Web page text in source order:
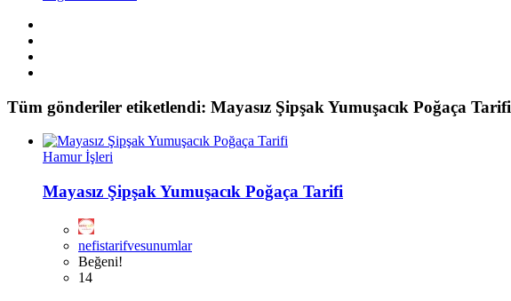
Tüm gönderiler etiketlendi: Mayasız Şipşak Yumuşacık Poğaça Tarifi
Hamur İşleri
Mayasız Şipşak Yumuşacık Poğaça Tarifi
nefistarifvesunumlar
Beğeni!
14